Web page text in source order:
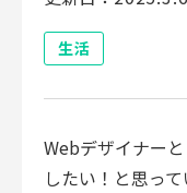
生活
Webデザイナー
したい！と思っ